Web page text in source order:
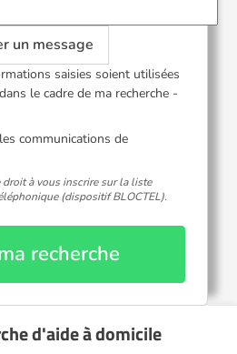
un message
saisies soient utilisées
le cadre de ma recherche -
communications de
à vous inscrire sur la liste
(dispositif BLOCTEL).
recherche
d'aide à domicile